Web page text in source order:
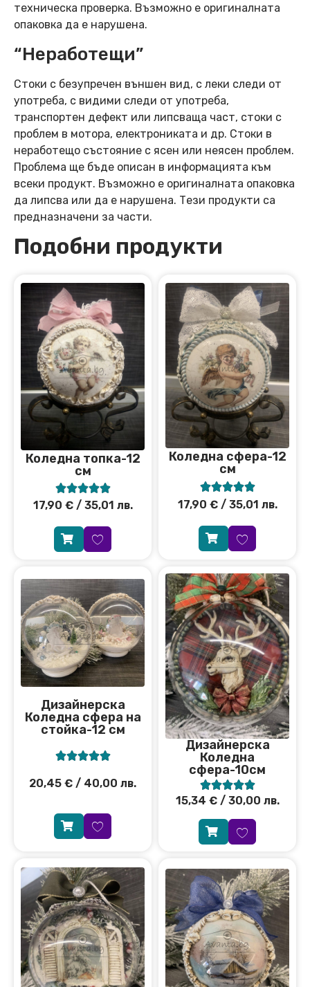
техническа проверка. Възможно е оригиналната
опаковка да е нарушена.
“Неработещи”
Стоки с безупречен външен вид, с леки следи от
употреба, с видими следи от употреба,
транспортен дефект или липсваща част, стоки с
проблем в мотора, електрониката и др. Стоки в
неработещо състояние с ясен или неясен проблем.
Проблема ще бъде описан в информацията към
всеки продукт. Възможно е оригиналната опаковка
да липсва или да е нарушена. Тези продукти са
предназначени за части.
Подобни продукти
Коледна топка-12
см

17,90 €/ 35,01 лв.
Коледна сфера-12
см

17,90 €/ 35,01 лв.
Дизайнерска
Коледна сфера на
стойка-12 см

20,45 € / 40,00 лв.
Дизайнерска
Коледна
сфера-10см

15,34 €/ 30,00 лв.